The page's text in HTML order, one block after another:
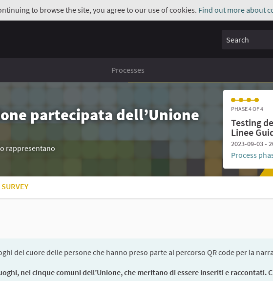
to browse the site, you agree to our use of cookies. Find out more about
Search
Processes
partecipata dell’Unione
rappresentano
PHASE 4 OF 4
Testing
Linee
2023-09-03 -
Process
SURVEY
del cuore delle persone che hanno preso parte al percorso QR code per la
nei cinque comuni dell’Unione, che meritano di essere inseriti e raccontati.